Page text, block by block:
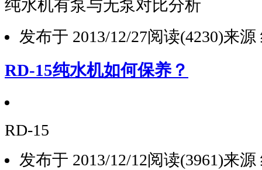
纯水机有泵与无泵对比分析
发布于 2013/12/27阅读(4230)来源
RD-15纯水机如何保养？
RD-15
发布于 2013/12/12阅读(3961)来源